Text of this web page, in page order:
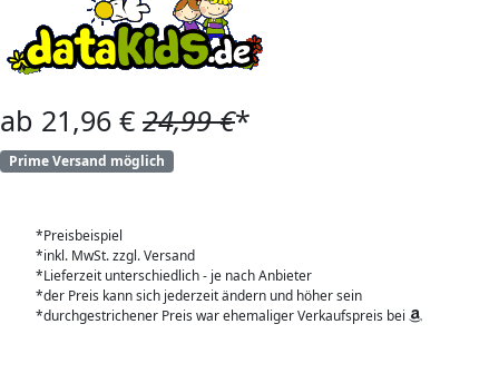
ab 21,96 € 24,99 €*
Prime Versand möglich
*Preisbeispiel
*inkl. MwSt. zzgl. Versand
*Lieferzeit unterschiedlich - je nach Anbieter
*der Preis kann sich jederzeit ändern und höher sein
*durchgestrichener Preis war ehemaliger Verkaufspreis bei